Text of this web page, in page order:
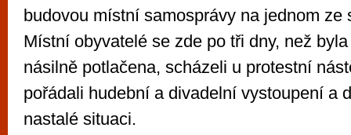
budovou místní samosprávy na jednom ze
Místní obyvatelé se zde po tři dny, než
násilně potlačena, scházeli u protestní
pořádali hudební a divadelní vystoupení a
nastalé situaci.